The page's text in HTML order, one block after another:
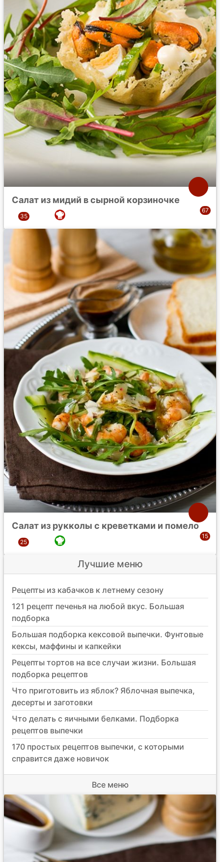
Салат из мидий в сырной корзиночке
Салат из рукколы с креветками и помело
Лучшие меню
Рецепты из кабачков к летнему сезону
121 рецепт печенья на любой вкус. Большая
подборка
Большая подборка кексовой выпечки. Фунтовые
кексы, маффины и капкейки
Рецепты тортов на все случаи жизни. Большая
подборка рецептов
Что приготовить из яблок? Яблочная выпечка,
десерты и заготовки
Что делать с яичными белками. Подборка
рецептов выпечки
170 простых рецептов выпечки, с которыми
справится даже новичок
Все меню